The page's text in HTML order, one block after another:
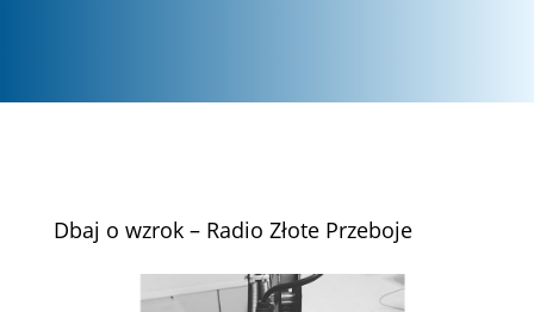
Dbaj o wzrok – Radio Złote Przeboje